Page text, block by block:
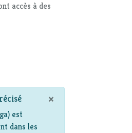
accès à des
×
est
dans les